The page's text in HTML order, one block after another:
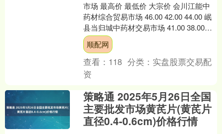
市场 最高价 最低价 大宗价 会川江能中
药材综合贸易市场 46.00 42.00 44.00 岷
县当归城中药材交易市场 41.00 38.00
39.50 全国....
顺配网
查看： 118 分类： 实盘股票交易配
资
策略通 2025年5月26日全国
主要批发市场黄芪片(黄芪片
直径0.4-0.6cm)价格行情